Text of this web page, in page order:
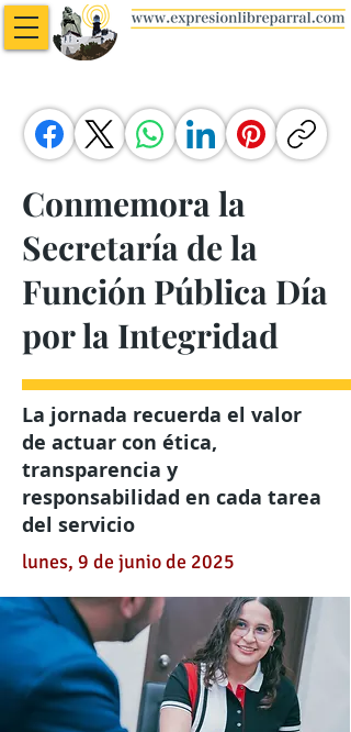
Conmemora la
Secretaría de la
Función Pública Día
por la Integridad
La jornada recuerda el valor
de actuar con ética,
transparencia y
responsabilidad en cada tarea
del servicio
lunes, 9 de junio de 2025